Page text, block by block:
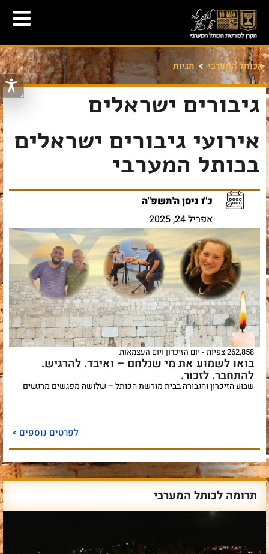
הכותל המערבי תגיות
גיבורים ישראלים
אירועי גיבורים ישראלים
בכותל המערבי
כ"ו ניסן ה'תשפ"ה
אפריל 24, 2025
262,858 צפיות יום הזיכרון ויום העצמאות
בואו לשמוע את מי שנלחם – ואיבד. להרגיש.
להתחבר. לזכור.
שבוע הזיכרון והגבורה בבית מורשת הכותל – שלושה מפגשים מרגשים
לפרטים נוספים >
תרומה לכותל המערבי